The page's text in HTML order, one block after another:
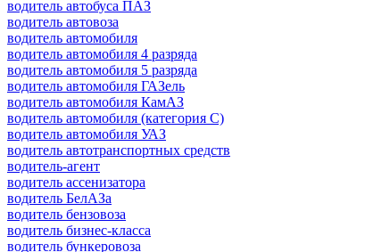
водитель автобуса ПАЗ
водитель автовоза
водитель автомобиля
водитель автомобиля 4 разряда
водитель автомобиля 5 разряда
водитель автомобиля ГАЗель
водитель автомобиля КамАЗ
водитель автомобиля (категория C)
водитель автомобиля УАЗ
водитель автотранспортных средств
водитель-агент
водитель ассенизатора
водитель БелАЗа
водитель бензовоза
водитель бизнес-класса
водитель бункеровоза